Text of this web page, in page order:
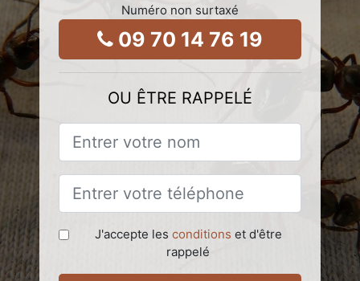
Numéro non surtaxé
09 70 14 76 19
OU ÊTRE RAPPELÉ
J'accepte les conditions et d'être
rappelé